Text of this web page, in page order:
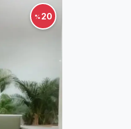
20
%